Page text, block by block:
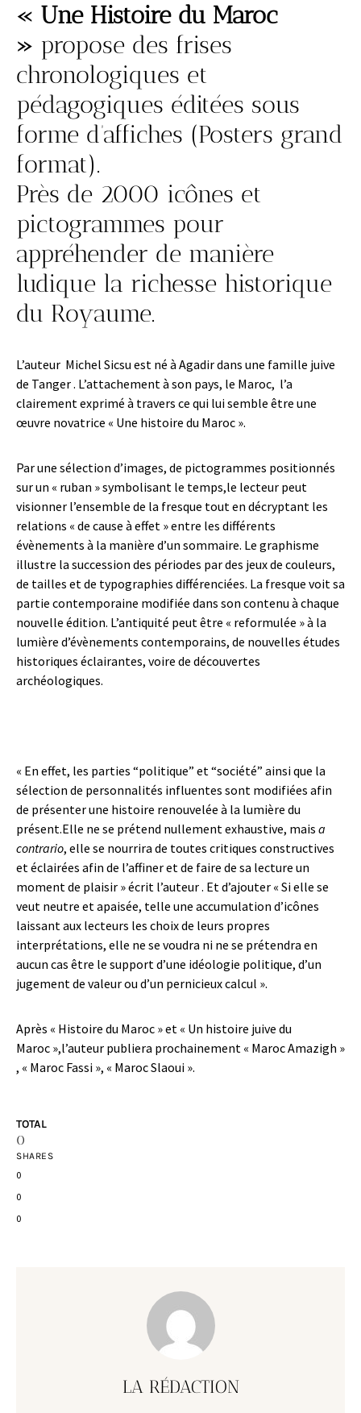
« Une Histoire du Maroc
» propose des frises
chronologiques et
pédagogiques éditées sous
forme d’affiches (Posters grand
format).
Près de 2000 icônes et
pictogrammes pour
appréhender de manière
ludique la richesse historique
du Royaume.
L’auteur Michel Sicsu est né à Agadir dans une famille juive
de Tanger . L’attachement à son pays, le Maroc, l’a
clairement exprimé à travers ce qui lui semble être une
œuvre novatrice « Une histoire du Maroc ».
Par une sélection d’images, de pictogrammes positionnés
sur un « ruban » symbolisant le temps,le lecteur peut
visionner l’ensemble de la fresque tout en décryptant les
relations « de cause à effet » entre les différents
évènements à la manière d’un sommaire. Le graphisme
illustre la succession des périodes par des jeux de couleurs,
de tailles et de typographies différenciées. La fresque voit sa
partie contemporaine modifiée dans son contenu à chaque
nouvelle édition. L’antiquité peut être « reformulée » à la
lumière d’évènements contemporains, de nouvelles études
historiques éclairantes, voire de découvertes
archéologiques.
« En effet, les parties “politique” et “société” ainsi que la
sélection de personnalités influentes sont modifiées afin
de présenter une histoire renouvelée à la lumière du
présent.Elle ne se prétend nullement exhaustive, mais a
contrario, elle se nourrira de toutes critiques constructives
et éclairées afin de l’affiner et de faire de sa lecture un
moment de plaisir » écrit l’auteur . Et d’ajouter « Si elle se
veut neutre et apaisée, telle une accumulation d’icônes
laissant aux lecteurs les choix de leurs propres
interprétations, elle ne se voudra ni ne se prétendra en
aucun cas être le support d’une idéologie politique, d’un
jugement de valeur ou d’un pernicieux calcul ».
Après « Histoire du Maroc » et « Un histoire juive du
Maroc »,l’auteur publiera prochainement « Maroc Amazigh »
, « Maroc Fassi », « Maroc Slaoui ».
TOTAL
0
SHARES
0
0
0
LA RÉDACTION